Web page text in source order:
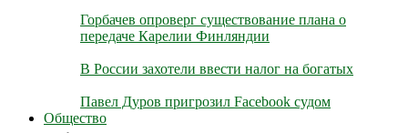
Горбачев опроверг существование плана о
передаче Карелии Финляндии
В России захотели ввести налог на богатых
Павел Дуров пригрозил Facebook судом
Общество